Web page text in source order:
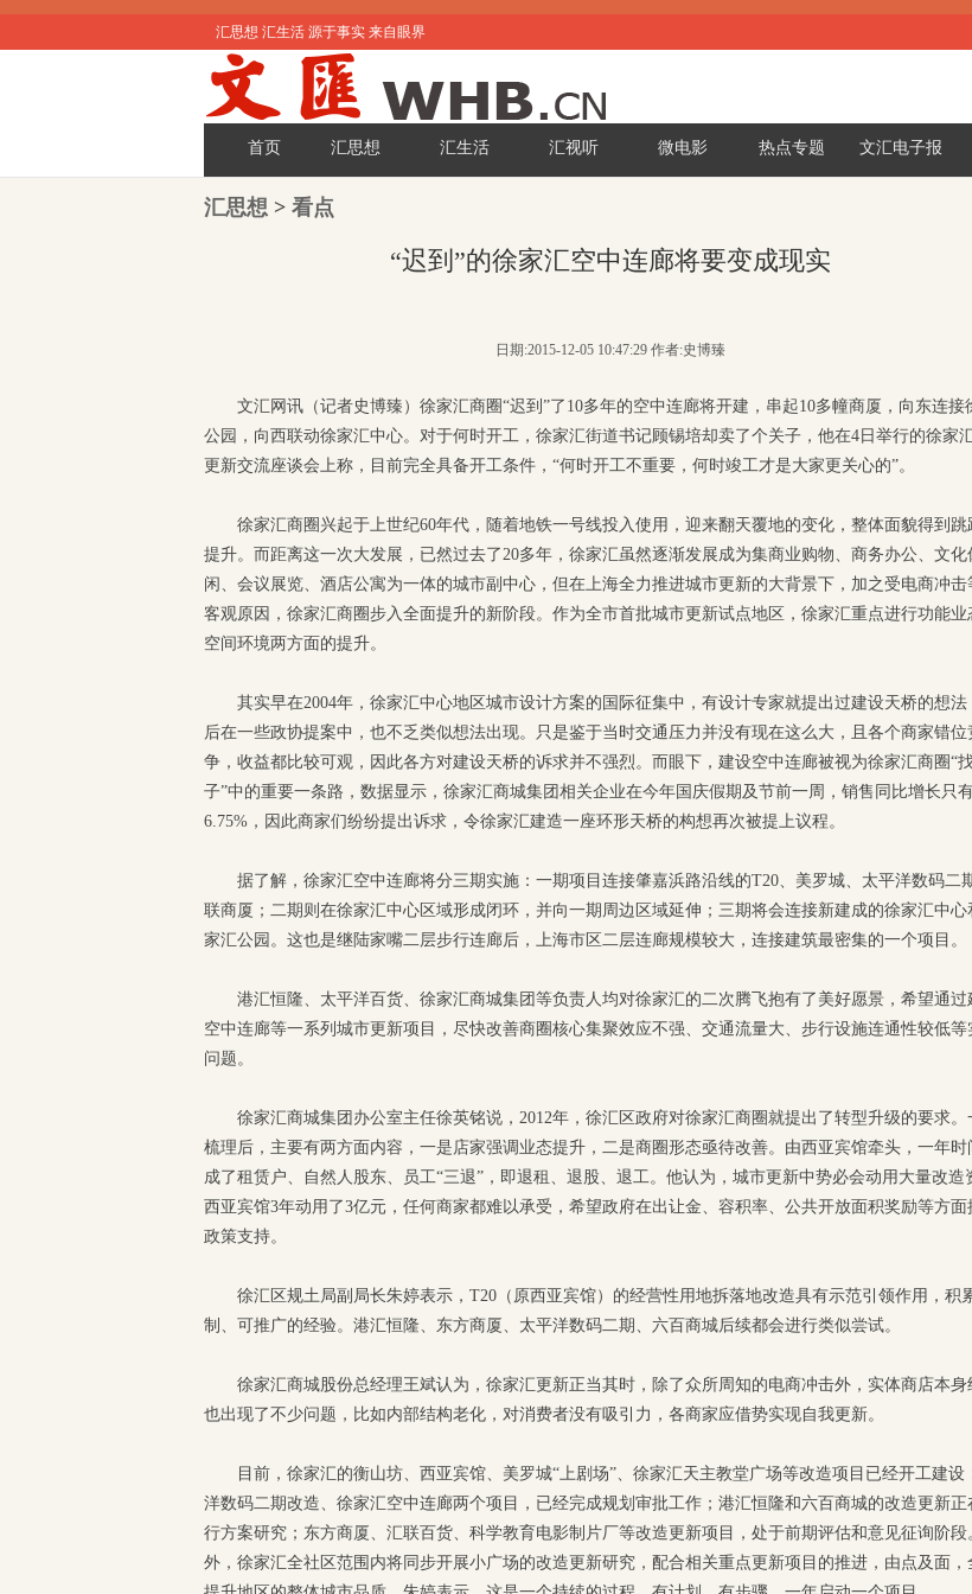
汇思想 汇生活 源于事实 来自眼界
首页 汇思想 汇生活 汇视听 微电影 热点专题 文汇电子报
汇思想 > 看点
“迟到”的徐家汇空中连廊将要变成现实
日期:2015-12-05 10:47:29 作者:史博臻
文汇网讯（记者史博臻）徐家汇商圈“迟到”了10多年的空中连廊将开建，串起10多幢商厦，向东连接
公园，向西联动徐家汇中心。对于何时开工，徐家汇街道书记顾锡培却卖了个关子，他在4日举行的徐家
更新交流座谈会上称，目前完全具备开工条件，“何时开工不重要，何时竣工才是大家更关心的”。
徐家汇商圈兴起于上世纪60年代，随着地铁一号线投入使用，迎来翻天覆地的变化，整体面貌得到跳
提升。而距离这一次大发展，已然过去了20多年，徐家汇虽然逐渐发展成为集商业购物、商务办公、文化
闲、会议展览、酒店公寓为一体的城市副中心，但在上海全力推进城市更新的大背景下，加之受电商冲击
客观原因，徐家汇商圈步入全面提升的新阶段。作为全市首批城市更新试点地区，徐家汇重点进行功能业
空间环境两方面的提升。
其实早在2004年，徐家汇中心地区城市设计方案的国际征集中，有设计专家就提出过建设天桥的想法
后在一些政协提案中，也不乏类似想法出现。只是鉴于当时交通压力并没有现在这么大，且各个商家错位
争，收益都比较可观，因此各方对建设天桥的诉求并不强烈。而眼下，建设空中连廊被视为徐家汇商圈“
子”中的重要一条路，数据显示，徐家汇商城集团相关企业在今年国庆假期及节前一周，销售同比增长只
6.75%，因此商家们纷纷提出诉求，令徐家汇建造一座环形天桥的构想再次被提上议程。
据了解，徐家汇空中连廊将分三期实施：一期项目连接肇嘉浜路沿线的T20、美罗城、太平洋数码二
联商厦；二期则在徐家汇中心区域形成闭环，并向一期周边区域延伸；三期将会连接新建成的徐家汇中心
家汇公园。这也是继陆家嘴二层步行连廊后，上海市区二层连廊规模较大，连接建筑最密集的一个项目。
港汇恒隆、太平洋百货、徐家汇商城集团等负责人均对徐家汇的二次腾飞抱有了美好愿景，希望通过
空中连廊等一系列城市更新项目，尽快改善商圈核心集聚效应不强、交通流量大、步行设施连通性较低等
问题。
徐家汇商城集团办公室主任徐英铭说，2012年，徐汇区政府对徐家汇商圈就提出了转型升级的要求。
梳理后，主要有两方面内容，一是店家强调业态提升，二是商圈形态亟待改善。由西亚宾馆牵头，一年时
成了租赁户、自然人股东、员工“三退”，即退租、退股、退工。他认为，城市更新中势必会动用大量改造
西亚宾馆3年动用了3亿元，任何商家都难以承受，希望政府在出让金、容积率、公共开放面积奖励等方面
政策支持。
徐汇区规土局副局长朱婷表示，T20（原西亚宾馆）的经营性用地拆落地改造具有示范引领作用，积
制、可推广的经验。港汇恒隆、东方商厦、太平洋数码二期、六百商城后续都会进行类似尝试。
徐家汇商城股份总经理王斌认为，徐家汇更新正当其时，除了众所周知的电商冲击外，实体商店本身
也出现了不少问题，比如内部结构老化，对消费者没有吸引力，各商家应借势实现自我更新。
目前，徐家汇的衡山坊、西亚宾馆、美罗城“上剧场”、徐家汇天主教堂广场等改造项目已经开工建设
洋数码二期改造、徐家汇空中连廊两个项目，已经完成规划审批工作；港汇恒隆和六百商城的改造更新正
行方案研究；东方商厦、汇联百货、科学教育电影制片厂等改造更新项目，处于前期评估和意见征询阶段
外，徐家汇全社区范围内将同步开展小广场的改造更新研究，配合相关重点更新项目的推进，由点及面，